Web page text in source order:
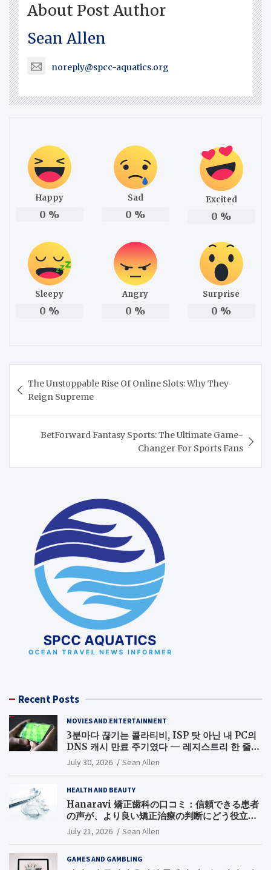
About Post Author
Sean Allen
noreply@spcc-aquatics.org
Happy
0 %
Sad
0 %
Excited
0 %
Sleepy
0 %
Angry
0 %
Surprise
0 %
navigation
The Unstoppable Rise Of Online Slots: Why They
Reign Supreme
BetForward Fantasy Sports: The Ultimate Game-
Changer For Sports Fans
Recent Posts
MOVIES AND ENTERTAINMENT
3분마다 끊기는 콜라티비, ISP 탓 아닌 내 PC의
DNS 캐시 만료 주기였다 — 레지스트리 한 줄로
끝낸 무료 스포츠중계 끊김 해결기
July 30, 2026 Sean Allen
HEALTH AND BEAUTY
Hanaravi 矯正歯科の口コミ：信頼できる患者
の声が、より良い矯正治療の判断にどう役立つ
のか
July 21, 2026 Sean Allen
GAMES AND GAMBLING